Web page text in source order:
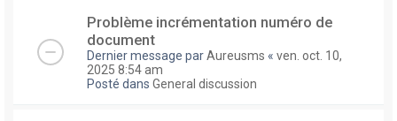
Problème incrémentation numéro de
document
Dernier message parAureusms « ven. oct. 10,
2025 8:54 am
Posté dans General discussion